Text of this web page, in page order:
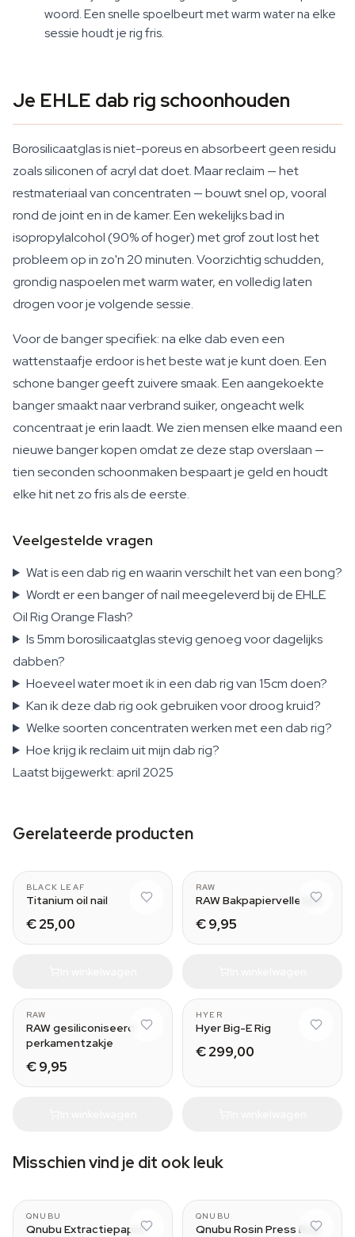
woord. Een snelle spoelbeurt met warm water na elke
sessie houdt je rig fris.
Je EHLE dab rig schoonhouden
Borosilicaatglas is niet-poreus en absorbeert geen residu
zoals siliconen of acryl dat doet. Maar reclaim — het
restmateriaal van concentraten — bouwt snel op, vooral
rond de joint en in de kamer. Een wekelijks bad in
isopropylalcohol (90% of hoger) met grof zout lost het
probleem op in zo'n 20 minuten. Voorzichtig schudden,
grondig naspoelen met warm water, en volledig laten
drogen voor je volgende sessie.
Voor de banger specifiek: na elke dab even een
wattenstaafje erdoor is het beste wat je kunt doen. Een
schone banger geeft zuivere smaak. Een aangekoekte
banger smaakt naar verbrand suiker, ongeacht welk
concentraat je erin laadt. We zien mensen elke maand een
nieuwe banger kopen omdat ze deze stap overslaan —
tien seconden schoonmaken bespaart je geld en houdt
elke hit net zo fris als de eerste.
Veelgestelde vragen
Wat is een dab rig en waarin verschilt het van een bong?
Wordt er een banger of nail meegeleverd bij de EHLE
Oil Rig Orange Flash?
Is 5mm borosilicaatglas stevig genoeg voor dagelijks
dabben?
Hoeveel water moet ik in een dab rig van 15cm doen?
Kan ik deze dab rig ook gebruiken voor droog kruid?
Welke soorten concentraten werken met een dab rig?
Hoe krijg ik reclaim uit mijn dab rig?
Laatst bijgewerkt: april 2025
Gerelateerde producten
BLACK LEAF
Titanium oil nail
€ 25,00
RAW
RAW Bakpapiervelletjes
€ 9,95
RAW
RAW gesiliconiseerd
perkamentzakje
€ 9,95
HYER
Hyer Big-E Rig
€ 299,00
Misschien vind je dit ook leuk
QNUBU
Qnubu Extractiepapier
QNUBU
Qnubu Rosin Press Bag